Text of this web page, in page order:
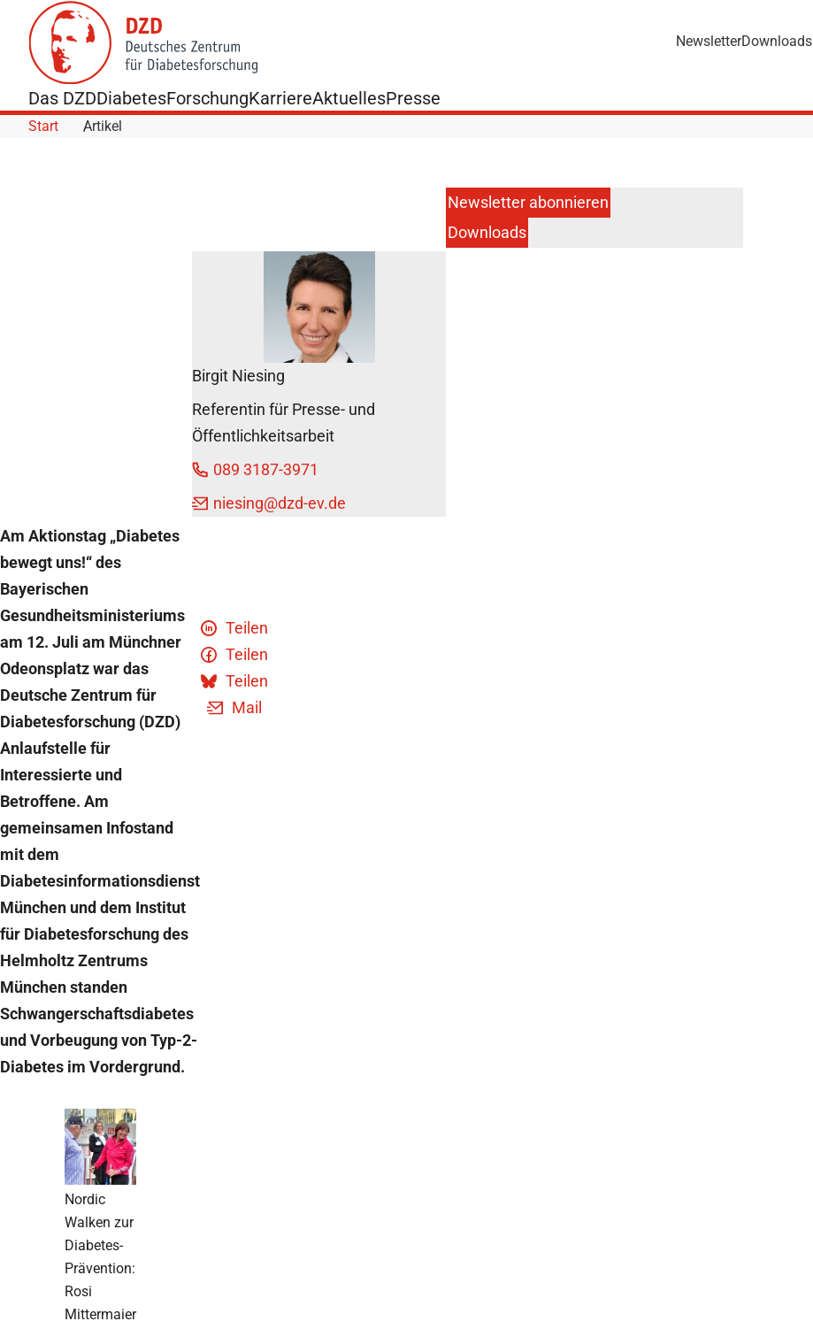
Skip to Content
NewsletterDownloads
Das DZDDiabetesForschungKarriereAktuellesPresse
Start Artikel
bei
„Diabetes
bewegt
uns“
15. Juli
2014
Am Aktionstag „Diabetes
bewegt uns!“ des
Bayerischen
Gesundheitsministeriums
am 12. Juli am Münchner
Odeonsplatz war das
Deutsche Zentrum für
Diabetesforschung (DZD)
Anlaufstelle für
Interessierte und
Betroffene. Am
gemeinsamen Infostand
mit dem
Diabetesinformationsdienst
München und dem Institut
für Diabetesforschung des
Helmholtz Zentrums
München standen
Schwangerschaftsdiabetes
und Vorbeugung von Typ-2-
Diabetes im Vordergrund.
Nordic
Walken zur
Diabetes-
Prävention:
Rosi
Mittermaier
Teilen
Teilen
Teilen
Mail
Birgit Niesing
Referentin für Presse- und
Öffentlichkeitsarbeit
089 3187-3971
niesing@dzd-ev.de
Newsletter abonnieren
Downloads